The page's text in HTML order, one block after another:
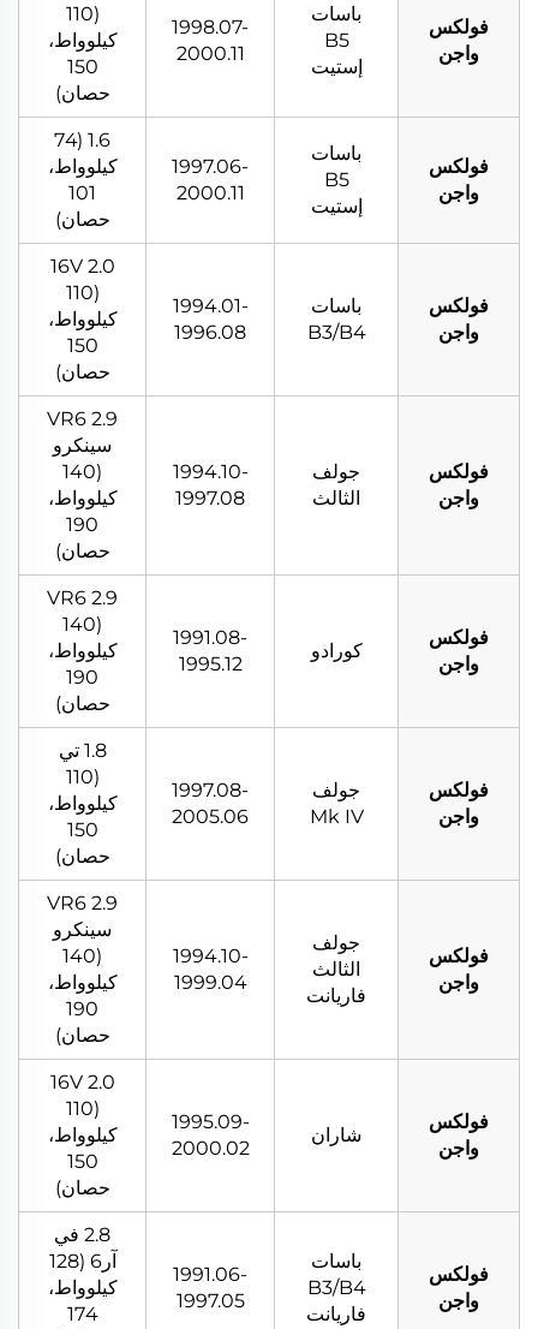
فولكس
واجن
باسات
B5
إستيت
1998.07-
2000.11
(110
كيلوواط،
150
حصان)
فولكس
واجن
باسات
B5
إستيت
1997.06-
2000.11
1.6 (74
كيلوواط،
101
حصان)
فولكس
واجن
باسات
B3/B4
1994.01-
1996.08
2.0 16V
(110
كيلوواط،
150
حصان)
فولكس
واجن
جولف
الثالث
1994.10-
1997.08
2.9 VR6
سينكرو
(140
كيلوواط،
190
حصان)
فولكس
واجن
كورادو
1991.08-
1995.12
2.9 VR6
(140
كيلوواط،
190
حصان)
فولكس
واجن
جولف
Mk IV
1997.08-
2005.06
1.8 تي
(110
كيلوواط،
150
حصان)
فولكس
واجن
جولف
الثالث
فاريانت
1994.10-
1999.04
2.9 VR6
سينكرو
(140
كيلوواط،
190
حصان)
فولكس
واجن
شاران
1995.09-
2000.02
2.0 16V
(110
كيلوواط،
150
حصان)
فولكس
واجن
باسات
B3/B4
فاريانت
1991.06-
1997.05
2.8 في
آر6 (128
كيلوواط،
174